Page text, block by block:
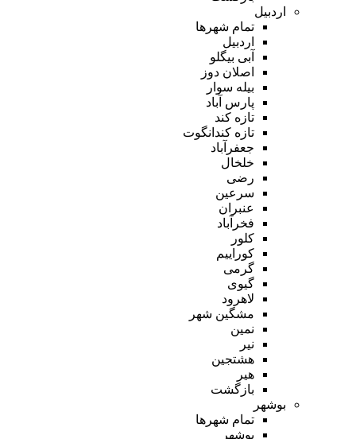
اردبیل
تمام شهر‌ها
اردبیل
آبی بیگلو
اصلان دوز
بیله سوار
پارس آباد
تازه کند
تازه کندانگوت
جعفرآباد
خلخال
رضی
سرعین
عنبران
فخرآباد
کلور
کوراییم
گرمی
گیوی
لاهرود
مشگین شهر
نمین
نیر
هشتجین
هیر
بازگشت
بوشهر
تمام شهر‌ها
بوشهر